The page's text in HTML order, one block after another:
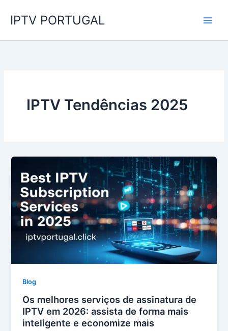
IPTV PORTUGAL
IPTV Tendências 2025
Blog
Os melhores serviços de assinatura de
IPTV em 2026: assista de forma mais
inteligente e economize mais